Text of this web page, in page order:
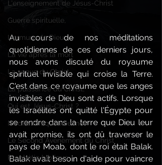
L'enseignement de Jésus-Christ
Guerre spirituelle,
L'armure de Dieu
La vie après la mort
La venue du Christ
La puissance du Christ,
Qui est Jésus-Christ ?
Méditation quotidienne
Le Second Avènement du Christ
Prophétie biblique
Au cours de nos méditations
quotidiennes de ces derniers jours,
nous avons discuté du royaume
spirituel invisible qui croise la Terre.
C'est dans ce royaume que les anges
invisibles de Dieu sont actifs. Lorsque
les Israélites ont quitté l'Égypte pour
se rendre dans la terre que Dieu leur
avait promise, ils ont dû traverser le
pays de Moab, dont le roi était Balak.
Balak avait besoin d'aide pour vaincre